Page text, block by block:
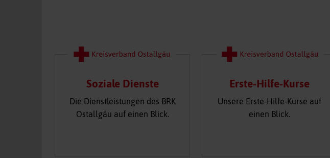
Soziale Dienste
Die Dienstleistungen des BRK
Ostallgäu auf einen Blick.
Erste-Hilfe-Kurse
Unsere Erste-Hilfe-Kurse auf
einen Blick.